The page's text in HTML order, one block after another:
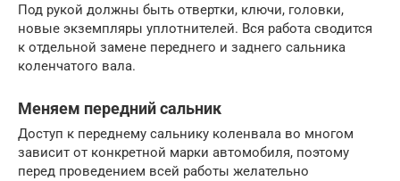
Под рукой должны быть отвертки, ключи, головки,
новые экземпляры уплотнителей. Вся работа сводится
к отдельной замене переднего и заднего сальника
коленчатого вала.
Меняем передний сальник
Доступ к переднему сальнику коленвала во многом
зависит от конкретной марки автомобиля, поэтому
перед проведением всей работы желательно